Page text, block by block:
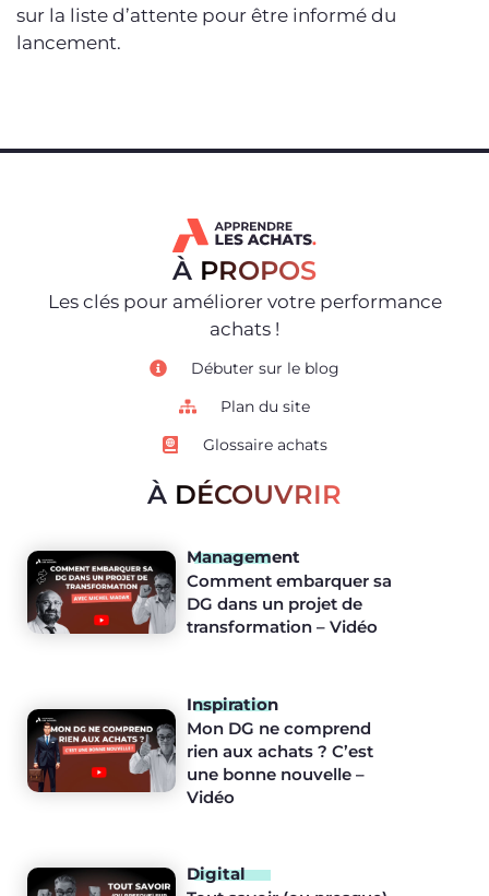
sur la liste d’attente pour être informé du
lancement.
À PROPOS
Les clés pour améliorer votre performance
achats !
Débuter sur le blog
Plan du site
Glossaire achats
À DÉCOUVRIR
Management
Comment embarquer sa
DG dans un projet de
transformation – Vidéo
Inspiration
Mon DG ne comprend
rien aux achats ? C’est
une bonne nouvelle –
Vidéo
Digital